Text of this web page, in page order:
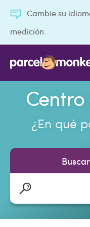
Cambie su
medición.
¿En qué